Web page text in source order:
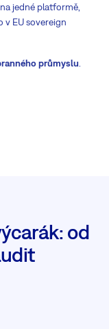
jedné platformě,
v EU sovereign
průmyslu
od